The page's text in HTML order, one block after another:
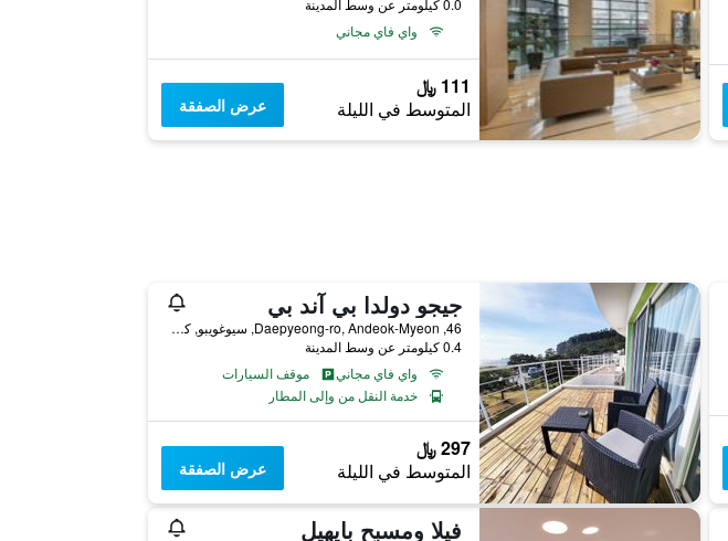
0.0 كيلومتر عن وسط المدينة
واي فاي مجاني
111 ﷼
المتوسط في الليلة عرض الصفقة
جيجو دولدا بي آند بي
46, Daepyeong-ro, Andeok-Myeon, سيوغويبو, كوريا الجنوبية
0.4 كيلومتر عن وسط المدينة
واي فاي مجاني
موقف السيارات
خدمة النقل من وإلى المطار
297 ﷼
المتوسط في الليلة عرض الصفقة
فيلا ومسبح بايهيل